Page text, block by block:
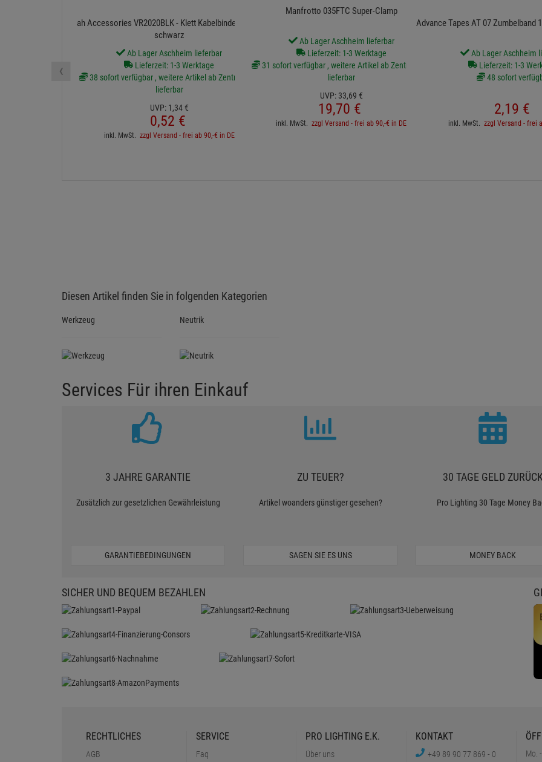
ah Accessories VR2020BLK - Klett Kabelbinder 20 cm
schwarz
Ab Lager Aschheim lieferbar
Lieferzeit: 1-3 Werktage
38 sofort verfügbar , weitere Artikel ab Zentrallager
lieferbar
UVP: 1,34 €
0,52 €
inkl. MwSt. zzgl Versand - frei ab 90,-€ in DE
Manfrotto 035FTC Super-Clamp
Ab Lager Aschheim lieferbar
Lieferzeit: 1-3 Werktage
31 sofort verfügbar , weitere Artikel ab Zentrallager
lieferbar
UVP: 33,69 €
19,70 €
inkl. MwSt. zzgl Versand - frei ab 90,-€ in DE
Advance Tapes AT 07 Zumbelband
Ab Lager Aschheim
Lieferzeit: 1-3
48 sofort
2,19 €
inkl. MwSt. zzgl Versand - frei
‹
Diesen Artikel finden Sie in folgenden Kategorien
Werkzeug Neutrik
Services Für ihren Einkauf
3 JAHRE GARANTIE
Zusätzlich zur gesetzlichen Gewährleistung
GARANTIEBEDINGUNGEN
ZU TEUER?
Artikel woanders günstiger gesehen?
SAGEN SIE ES UNS
30 TAGE GELD ZURÜCK
Pro Lighting 30 Tage Money
MONEY BACK
SICHER UND BEQUEM BEZAHLEN
RECHTLICHES
AGB
SERVICE
Faq
PRO LIGHTING E.K.
Über uns
KONTAKT
+49 89 90 77 869 - 0
Mo. -